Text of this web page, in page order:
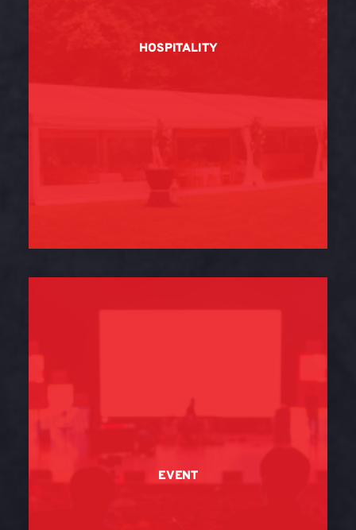
HOSPITALITY
EVENT